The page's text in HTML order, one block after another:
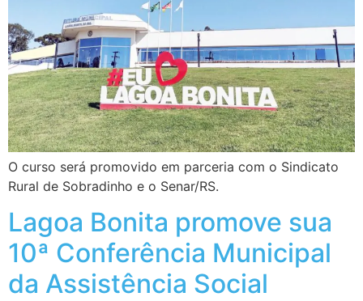
O curso será promovido em parceria com o Sindicato
Rural de Sobradinho e o Senar/RS.
Lagoa Bonita promove sua
10ª Conferência Municipal
da Assistência Social